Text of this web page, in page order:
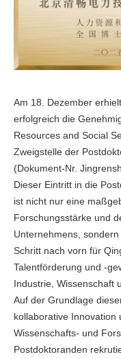
Am 18. Dezember
erfolgreich die
Resources and Social
Zweigstelle der
(Dokument-Nr.
Dieser Eintritt in die
ist nicht nur eine
Forschungsstärke und
Unternehmens,
Schritt nach vorn für
Talentförderung und -
Industrie, Wissenschaft
Auf der Grundlage
kollaborative Innovation
Wissenschafts- und
Postdoktoranden